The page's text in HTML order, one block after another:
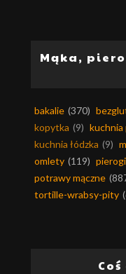
Mąka,
bakalie (370)
kopytka (9) kuchnia
kuchnia łódzka (9)
omlety (119) pierogi
potrawy mączne
tortille-wrabsy-pity